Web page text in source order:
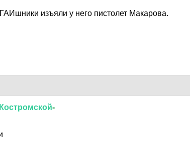
изъяли у него пистолет Макарова.
Костромской-